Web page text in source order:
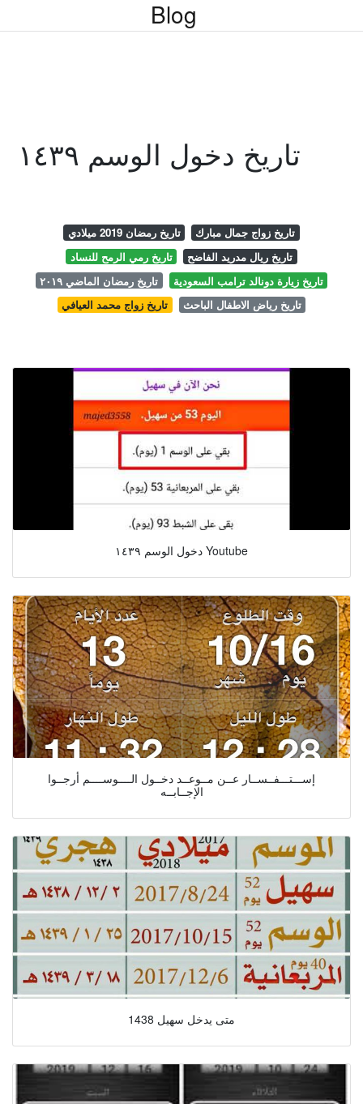
Blog
تاريخ دخول الوسم ١٤٣٩
تاريخ رمضان 2019 ميلادي
تاريخ زواج جمال مبارك
تاريخ رمي الرمح للنساد
تاريخ ريال مدريد الفاضح
تاريخ رمضان الماضي ٢٠١٩
تاريخ زيارة دونالد ترامب السعودية
تاريخ زواج محمد العيافي
تاريخ رياض الاطفال الباحث
دخول الوسم ١٤٣٩ Youtube
إســـتـــفــســار عــن مــوعــد دخــول الــــوســــم أرجــوا
الإجــابــه
متى يدخل سهيل 1438